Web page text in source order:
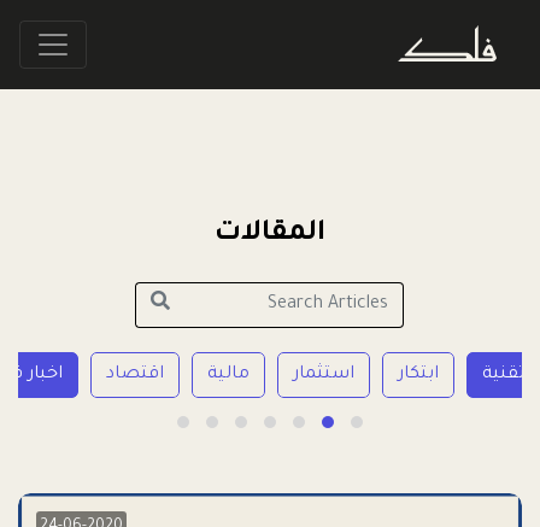
المقالات
تقنية ابتكار استثمار مالية اقتصاد اخبار